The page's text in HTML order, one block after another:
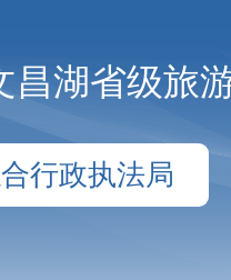
昌湖省级旅
行政执法局